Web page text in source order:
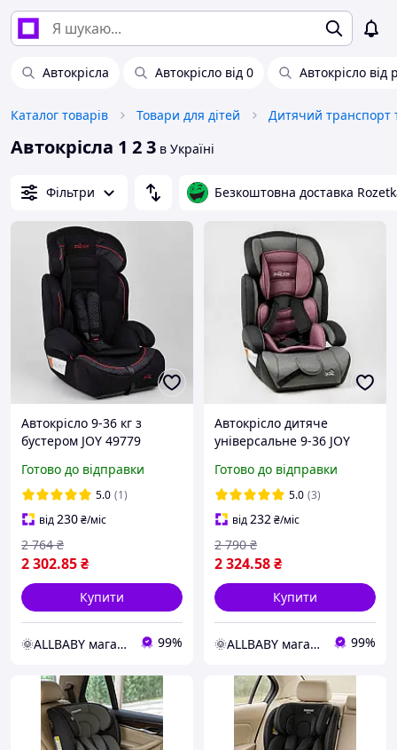
Автокрісла Автокрісло від 0 Автокрісло від
Каталог товарів Товари для дітей Дитячий транспорт
Автокрісла 1 2 3 в Україні
Фільтри Безкоштовна доставка
Автокрісло 9-36 кг з
бустером JOY 49779
група 1/2/3
Готово до відправки
5.0 (1)
від230₴/міс
2 302.85₴
2 764 ₴
Купити
🌞ALLBABY магазин товарів для дітей 99%
Автокрісло дитяче
універсальне 9-36 JOY
група 1/2/3, вага дитини
9-36 кг
Готово до відправки
5.0 (3)
від232₴/міс
2 324.58₴
2 790 ₴
Купити
🌞ALLBABY магазин товарів для дітей 99%